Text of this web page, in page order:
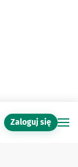
Zaloguj się